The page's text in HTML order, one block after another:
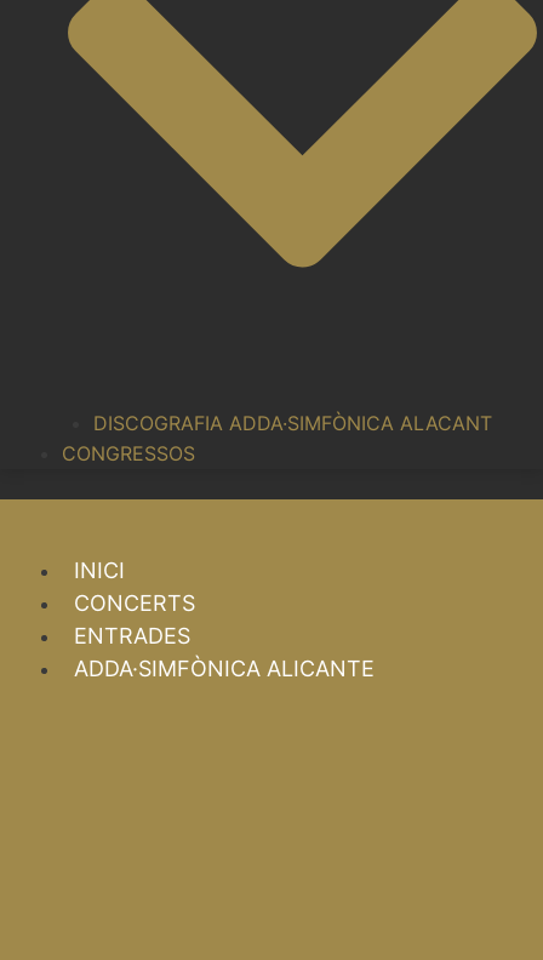
DISCOGRAFIA ADDA·SIMFÒNICA ALACANT
CONGRESSOS
INICI
CONCERTS
ENTRADES
ADDA·SIMFÒNICA ALICANTE